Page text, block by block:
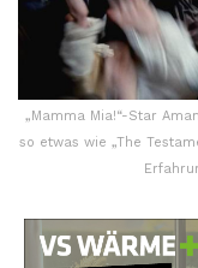
„Mamma Mia!“-Star
so etwas wie „The